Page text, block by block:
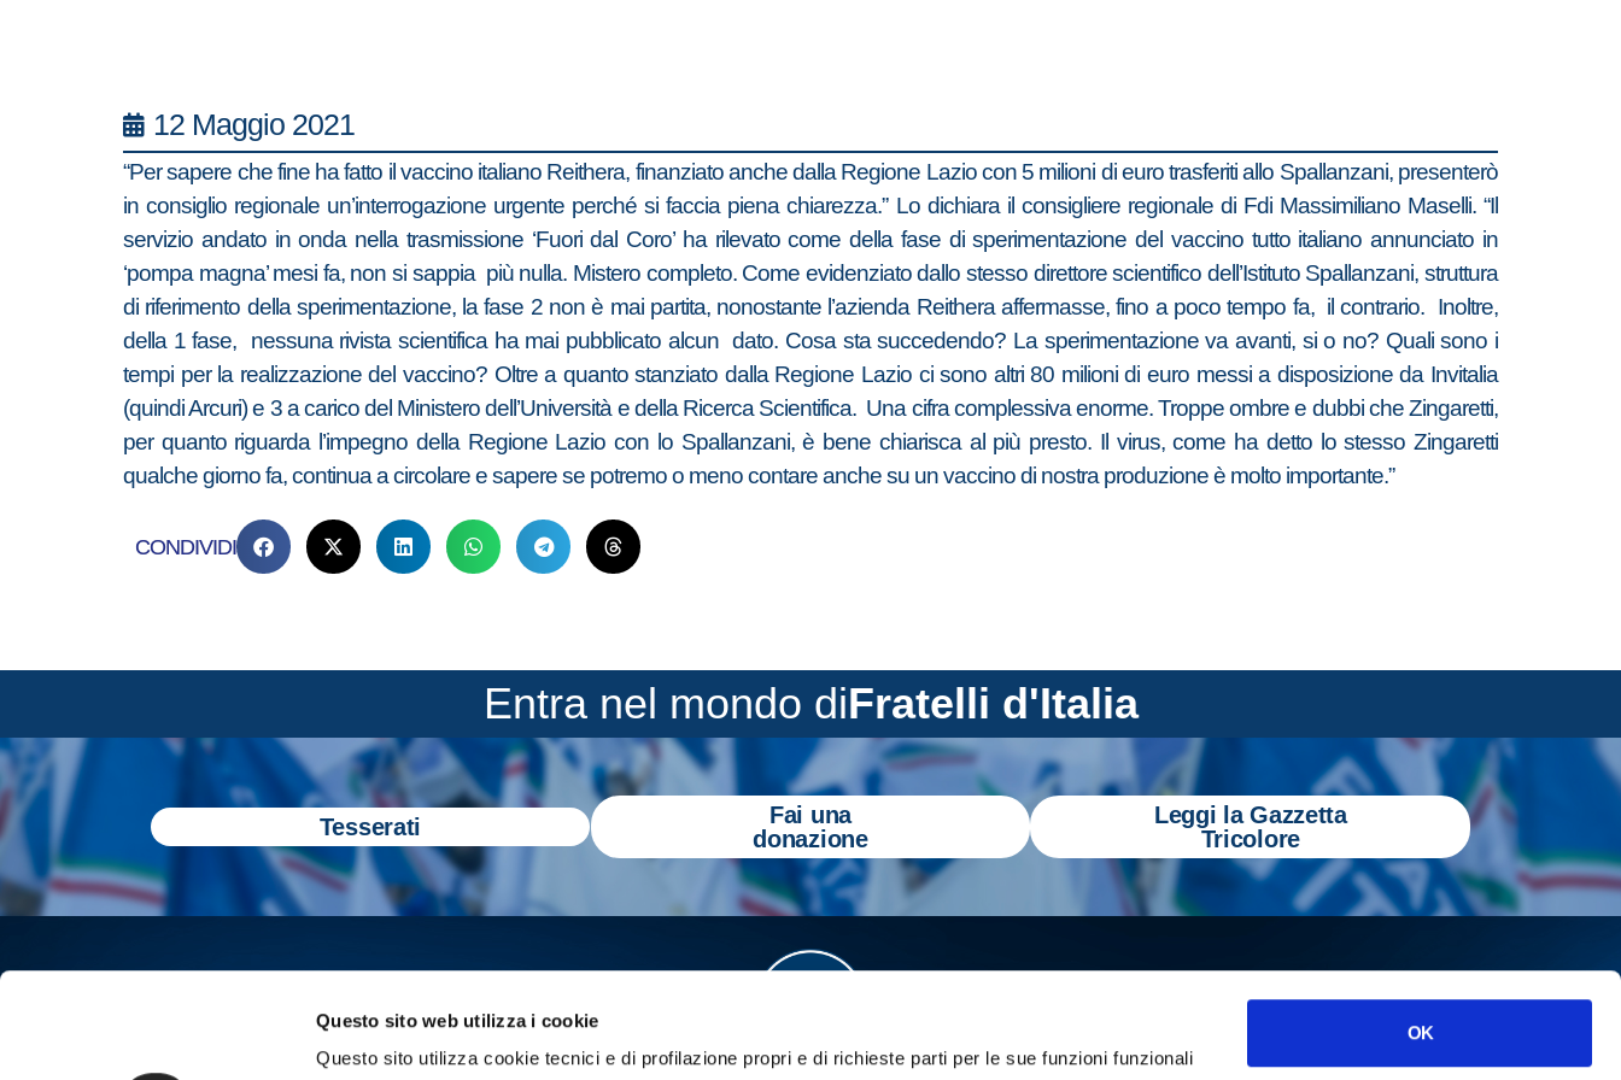
Questo sito web utilizza i cookie
Questo sito utilizza cookie tecnici e di profilazione propri e di richieste parti per le sue funzioni funzionali
OK
12 Maggio 2021
“Per sapere che fine ha fatto il vaccino italiano Reithera, finanziato anche dalla Regione Lazio con 5 milioni di euro trasferiti allo Spallanzani, presenterò
in consiglio regionale un’interrogazione urgente perché si faccia piena chiarezza.” Lo dichiara il consigliere regionale di Fdi Massimiliano Maselli. “Il
servizio andato in onda nella trasmissione ‘Fuori dal Coro’ ha rilevato come della fase di sperimentazione del vaccino tutto italiano annunciato in
‘pompa magna’ mesi fa, non si sappia più nulla. Mistero completo. Come evidenziato dallo stesso direttore scientifico dell’Istituto Spallanzani, struttura
di riferimento della sperimentazione, la fase 2 non è mai partita, nonostante l’azienda Reithera affermasse, fino a poco tempo fa, il contrario. Inoltre,
della 1 fase, nessuna rivista scientifica ha mai pubblicato alcun dato. Cosa sta succedendo? La sperimentazione va avanti, si o no? Quali sono i
tempi per la realizzazione del vaccino? Oltre a quanto stanziato dalla Regione Lazio ci sono altri 80 milioni di euro messi a disposizione da Invitalia
(quindi Arcuri) e 3 a carico del Ministero dell’Università e della Ricerca Scientifica. Una cifra complessiva enorme. Troppe ombre e dubbi che Zingaretti,
per quanto riguarda l’impegno della Regione Lazio con lo Spallanzani, è bene chiarisca al più presto. Il virus, come ha detto lo stesso Zingaretti
qualche giorno fa, continua a circolare e sapere se potremo o meno contare anche su un vaccino di nostra produzione è molto importante.”
CONDIVIDI
Entra nel mondo diFratelli d'Italia
Tesserati
Fai una
donazione
Leggi la Gazzetta
Tricolore